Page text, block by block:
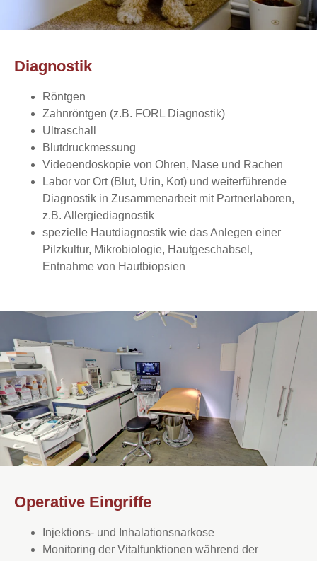
Diagnostik
Röntgen
Zahnröntgen (z.B. FORL Diagnostik)
Ultraschall
Blutdruckmessung
Videoendoskopie von Ohren, Nase und Rachen
Labor vor Ort (Blut, Urin, Kot) und weiterführende
Diagnostik in Zusammenarbeit mit Partnerlaboren,
z.B. Allergiediagnostik
spezielle Hautdiagnostik wie das Anlegen einer
Pilzkultur, Mikrobiologie, Hautgeschabsel,
Entnahme von Hautbiopsien
Operative Eingriffe
Injektions- und Inhalationsnarkose
Monitoring der Vitalfunktionen während der